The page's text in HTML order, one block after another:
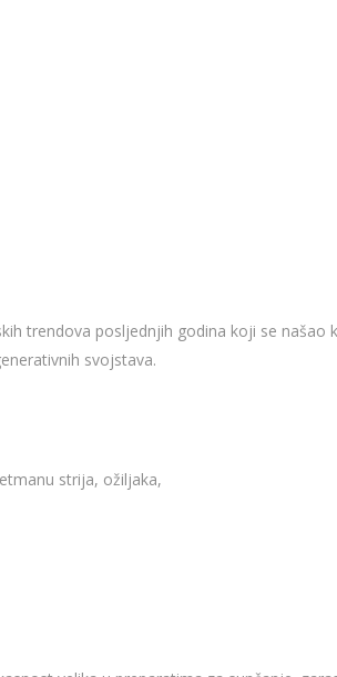
trendova posljednjih godina koji se našao
svojstava.
strija, ožiljaka,